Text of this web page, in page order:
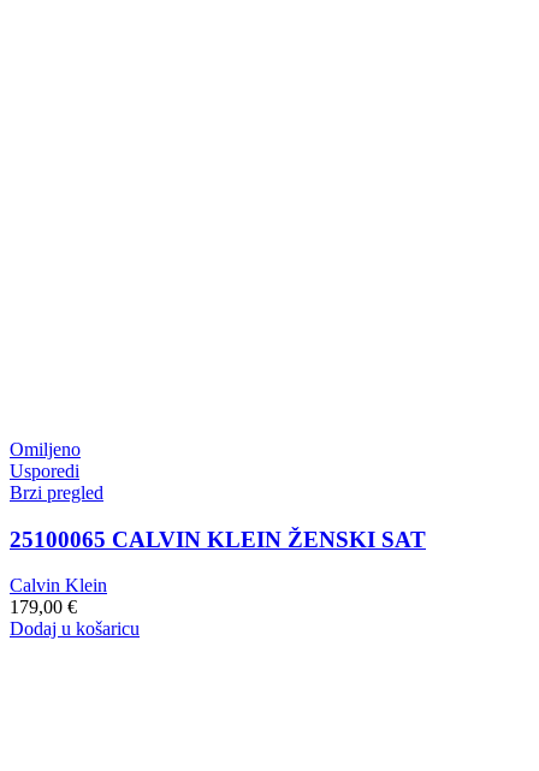
Omiljeno
Usporedi
Brzi pregled
25100065 CALVIN KLEIN ŽENSKI SAT
Calvin Klein
179,00 €
Dodaj u košaricu